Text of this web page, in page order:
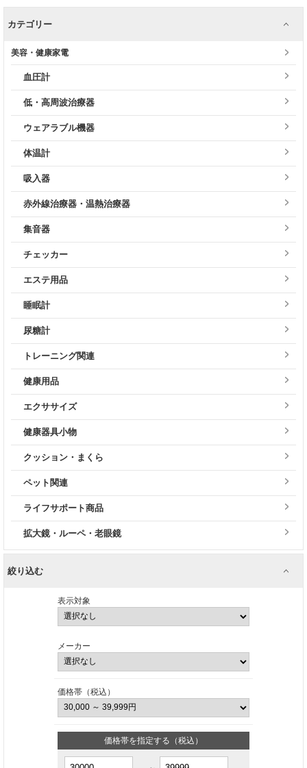
カテゴリー
美容・健康家電
血圧計
低・高周波治療器
ウェアラブル機器
体温計
吸入器
赤外線治療器・温熱治療器
集音器
チェッカー
エステ用品
睡眠計
尿糖計
トレーニング関連
健康用品
エクササイズ
健康器具小物
クッション・まくら
ペット関連
ライフサポート商品
拡大鏡・ルーペ・老眼鏡
絞り込む
表示対象
メーカー
価格帯（税込）
価格帯を指定する（税込）